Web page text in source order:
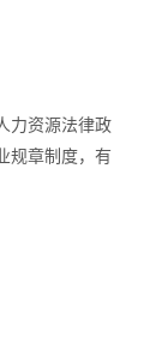
力资源法律政
规章制度，有